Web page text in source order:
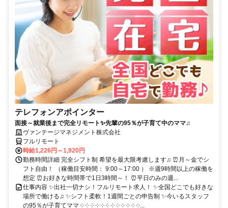
テレフォンアポインター
面接～就業後まで完全リモート✨先輩の95％が子育て中のママ♫
ヴァンテージマネジメント株式会社
フルリモート
時給1,226円～1,920円
勤務時間詳細 完全シフト制 希望を最大限考慮します♫ ⏰月～金でシ
フト自由！ （稼働目安時間： 9:00～17:00 ） ※週9時間以上の稼働を
想定 ⏰お好きな時間帯で1日3時間～！ ⏰平日のみの週...
仕事内容 ✨出社一切ナシ！フルリモート求人！ ✨全国どこでも好きな
場所で働ける♫ ✨シフト柔軟！1週間ごとの申告制 ✨今いるスタッフ
の95％が子育てママ ༶ ༶ ༶ ༶ ༶ ༶ ༶ ༶ ༶ ༶ ༶ ༶...